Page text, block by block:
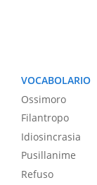
VOCABOLARIO
Ossimoro
Filantropo
Idiosincrasia
Pusillanime
Refuso